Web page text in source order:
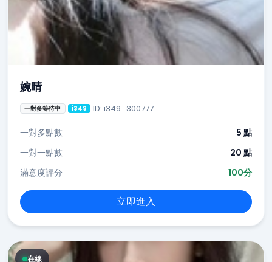
婉晴
一對多等待中 i349 ID: i349_300777
一對多點數
5 點
一對一點數
20 點
滿意度評分
100分
立即進入
在線